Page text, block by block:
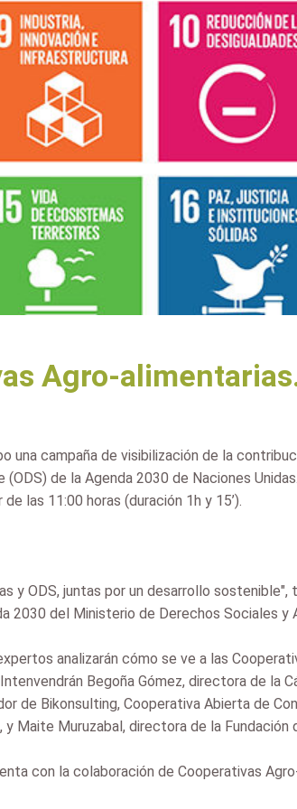
Agro-
una campaña de visibilización de la
de la Agenda 2030 de Naciones
las 11:00 horas (duración 1h y 15’).
y ODS, juntas por un desarrollo
del Ministerio de Derechos Sociales y
analizarán cómo se ve a las
Begoña Gómez, directora de la
de Bikonsulting, Cooperativa Abierta de
Maite Muruzabal, directora de la Fundación
con la colaboración de Cooperativas